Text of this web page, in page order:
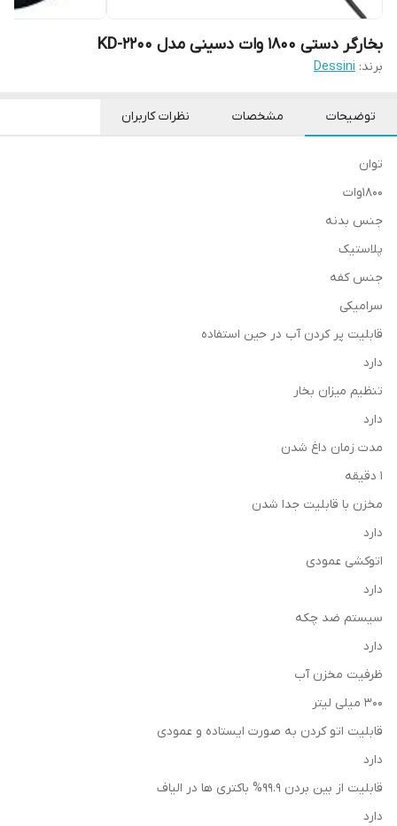
بخارگر دستی 1800 وات دسینی مدل KD-2200
برند: Dessini
توضیحات مشخصات نظرات کاربران
توان
1800وات
جنس بدنه
پلاستیک
جنس کفه
سرامیکی
قابلیت پر کردن آب در حین استفاده
دارد
تنظیم میزان بخار
دارد
مدت زمان داغ شدن
1 دقیقه
مخزن با قابلیت جدا شدن
دارد
اتوکشی عمودی
دارد
سیستم ضد چکه
دارد
ظرفیت مخزن آب
300 میلی لیتر
قابلیت اتو کردن به صورت ایستاده و عمودی
دارد
قابلیت از بین بردن 99.9% باکتری ها در الیاف
دارد